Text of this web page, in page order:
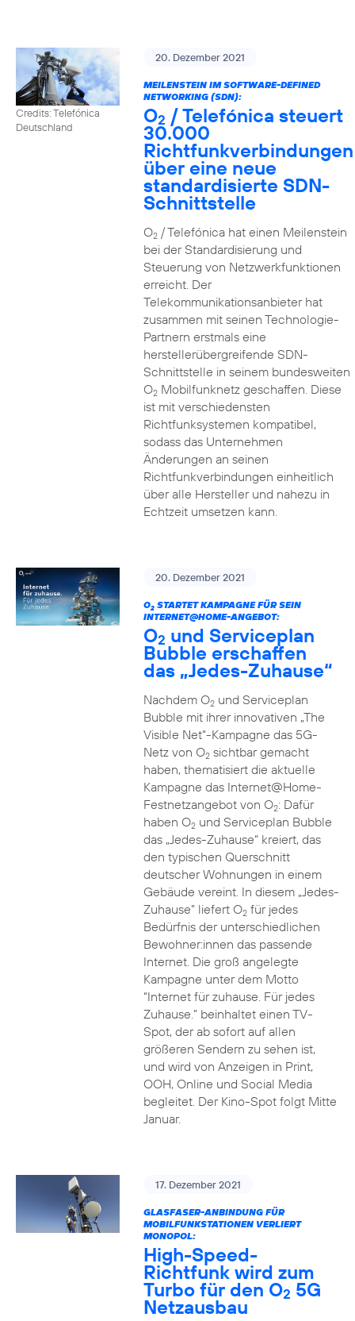
Credits: Telefónica
Deutschland
20. Dezember 2021
MEILENSTEIN IM SOFTWARE-DEFINED
NETWORKING (SDN):
O2 / Telefónica steuert
30.000
Richtfunkverbindungen
über eine neue
standardisierte SDN-
Schnittstelle
O2/ Telefónica hat einen Meilenstein
bei der Standardisierung und
Steuerung von Netzwerkfunktionen
erreicht. Der
Telekommunikationsanbieter hat
zusammen mit seinen Technologie-
Partnern erstmals eine
herstellerübergreifende SDN-
Schnittstelle in seinem bundesweiten
O2Mobilfunknetz geschaffen. Diese
ist mit verschiedensten
Richtfunksystemen kompatibel,
sodass das Unternehmen
Änderungen an seinen
Richtfunkverbindungen einheitlich
über alle Hersteller und nahezu in
Echtzeit umsetzen kann.
20. Dezember 2021
O2STARTET KAMPAGNE FÜR SEIN
INTERNET@HOME-ANGEBOT:
O2 und Serviceplan
Bubble erschaffen
das „Jedes-Zuhause“
Nachdem O2und Serviceplan
Bubble mit ihrer innovativen „The
Visible Net“-Kampagne das 5G-
Netz von O2sichtbar gemacht
haben, thematisiert die aktuelle
Kampagne das Internet@Home-
Festnetzangebot von O2: Dafür
haben O2und Serviceplan Bubble
das „Jedes-Zuhause“ kreiert, das
den typischen Querschnitt
deutscher Wohnungen in einem
Gebäude vereint. In diesem „Jedes-
Zuhause” liefert O2für jedes
Bedürfnis der unterschiedlichen
Bewohner:innen das passende
Internet. Die groß angelegte
Kampagne unter dem Motto
“Internet für zuhause. Für jedes
Zuhause.” beinhaltet einen TV-
Spot, der ab sofort auf allen
größeren Sendern zu sehen ist,
und wird von Anzeigen in Print,
OOH, Online und Social Media
begleitet. Der Kino-Spot folgt Mitte
Januar.
17. Dezember 2021
GLASFASER-ANBINDUNG FÜR
MOBILFUNKSTATIONEN VERLIERT
MONOPOL:
High-Speed-
Richtfunk wird zum
Turbo für den O2 5G
Netzausbau